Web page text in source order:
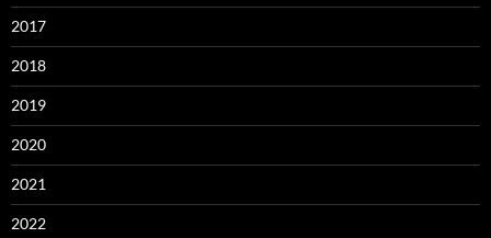
2017
2018
2019
2020
2021
2022